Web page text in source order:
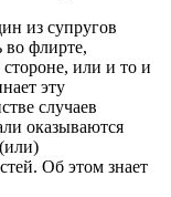
из супругов
во флирте,
или и то и
эту
случаев
оказываются
Об этом знает